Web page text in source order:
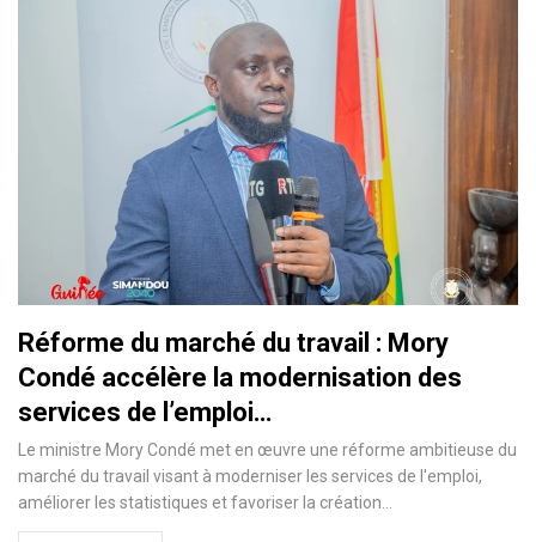
Réforme du marché du travail : Mory
Condé accélère la modernisation des
services de l’emploi…
Le ministre Mory Condé met en œuvre une réforme ambitieuse du
marché du travail visant à moderniser les services de l'emploi,
améliorer les statistiques et favoriser la création…